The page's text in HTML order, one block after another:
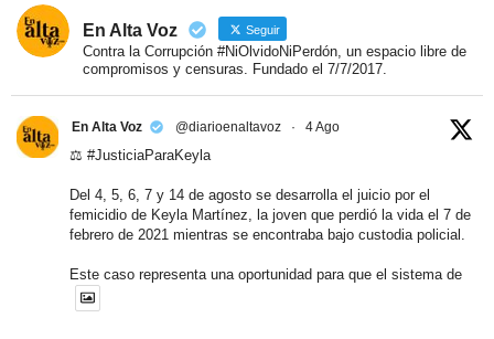
En Alta Voz Seguir
Contra la Corrupción #NiOlvidoNiPerdón, un espacio libre de
compromisos y censuras. Fundado el 7/7/2017.
En Alta Voz @diarioenaltavoz · 4 Ago
⚖️ #JusticiaParaKeyla
Del 4, 5, 6, 7 y 14 de agosto se desarrolla el juicio por el
femicidio de Keyla Martínez, la joven que perdió la vida el 7 de
febrero de 2021 mientras se encontraba bajo custodia policial.
Este caso representa una oportunidad para que el sistema de